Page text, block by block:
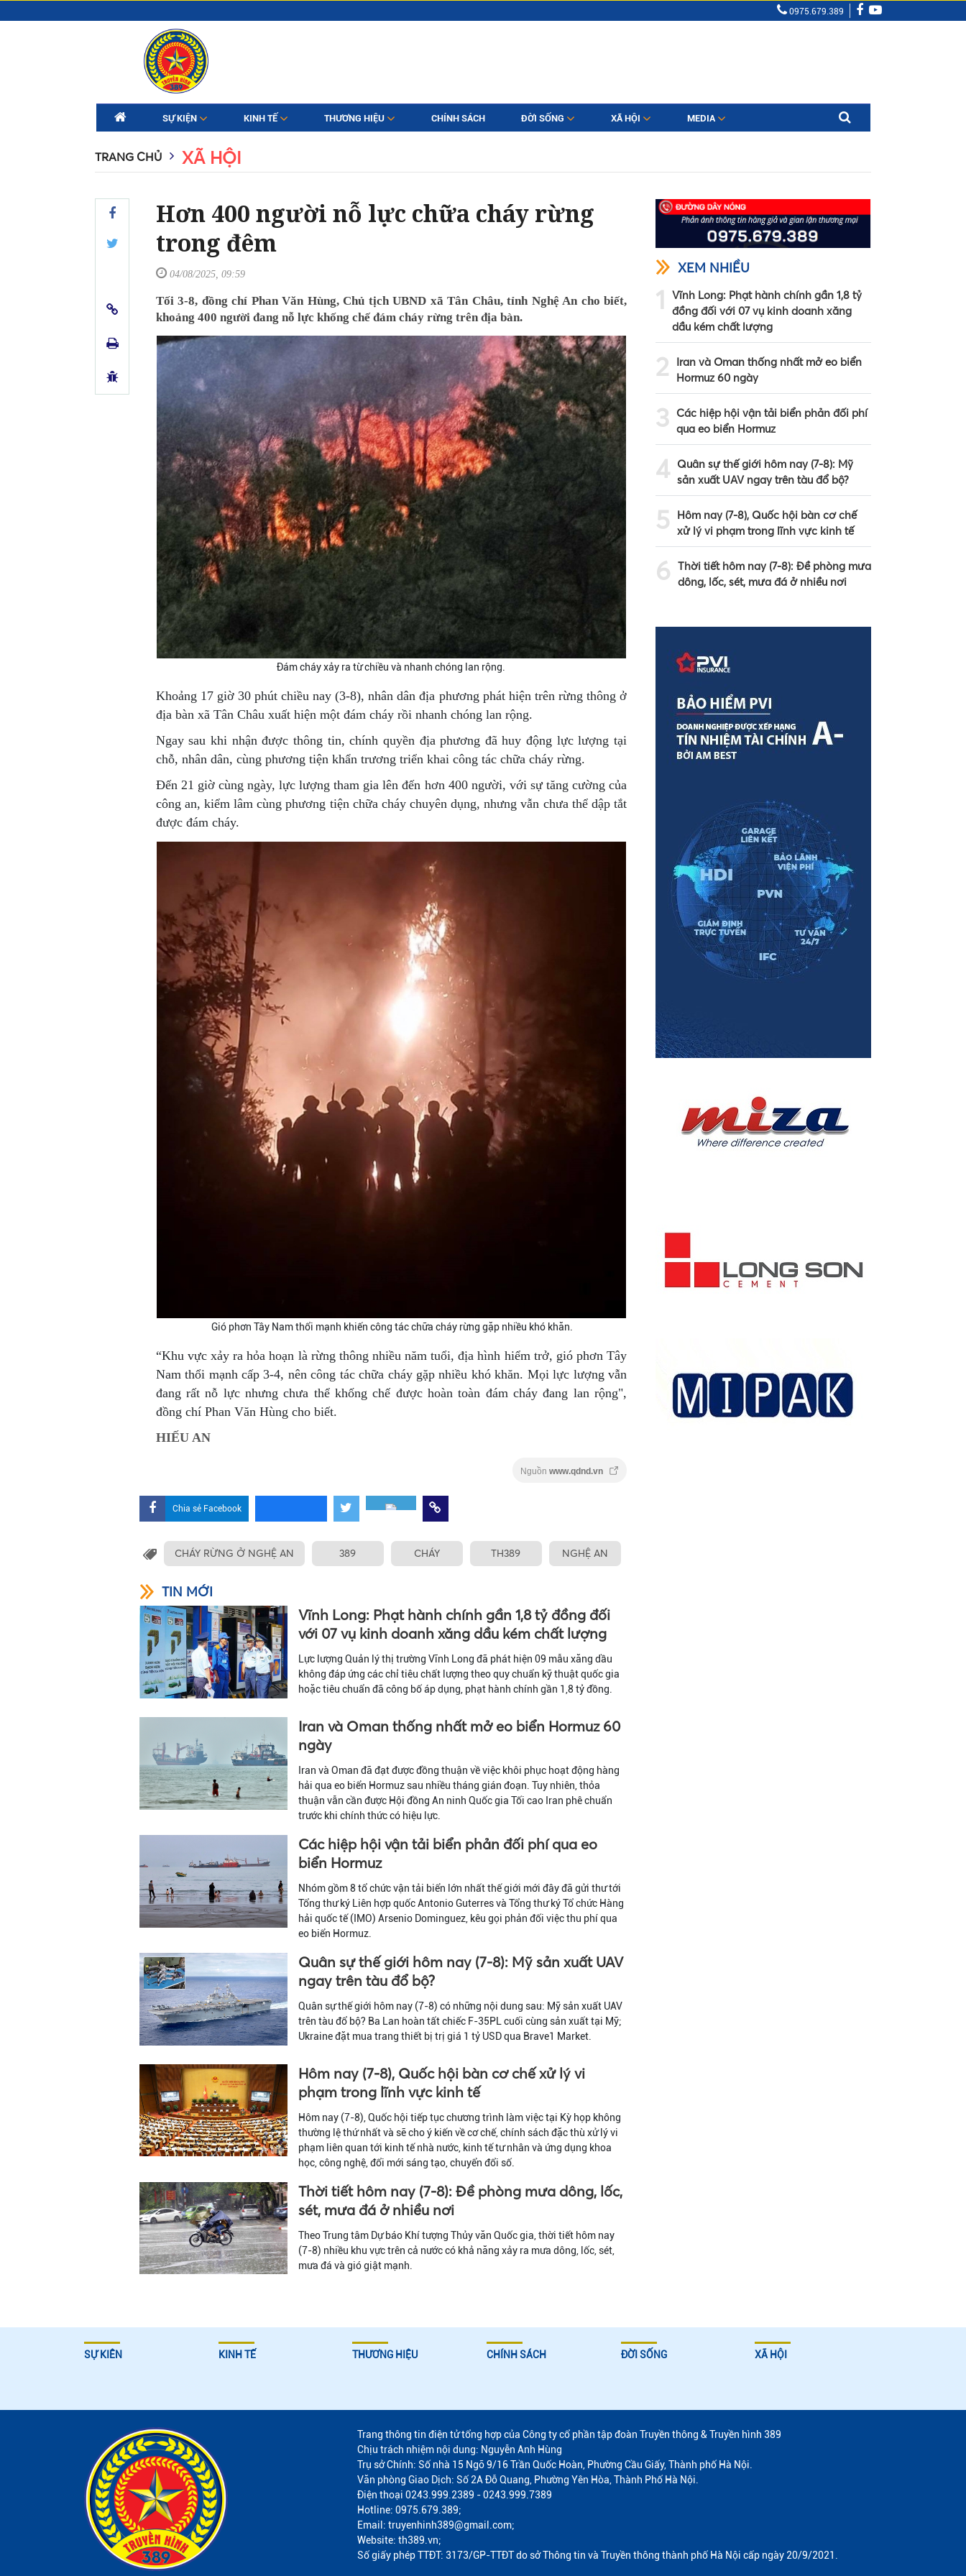
0975.679.389
SỰ KIỆN KINH TẾ THƯƠNG HIỆU CHÍNH SÁCH ĐỜI SỐNG XÃ HỘI MEDIA
TRANG CHỦ XÃ HỘI
Hơn 400 người nỗ lực chữa cháy rừng
trong đêm
04/08/2025, 09:59
Tối 3-8, đồng chí Phan Văn Hùng, Chủ tịch UBND xã Tân Châu, tỉnh Nghệ An cho biết,
khoảng 400 người đang nỗ lực khống chế đám cháy rừng trên địa bàn.
Đám cháy xảy ra từ chiều và nhanh chóng lan rộng.
Khoảng 17 giờ 30 phút chiều nay (3-8), nhân dân địa phương phát hiện trên rừng thông ở
địa bàn xã Tân Châu xuất hiện một đám cháy rồi nhanh chóng lan rộng.
Ngay sau khi nhận được thông tin, chính quyền địa phương đã huy động lực lượng tại
chỗ, nhân dân, cùng phương tiện khẩn trương triển khai công tác chữa cháy rừng.
Đến 21 giờ cùng ngày, lực lượng tham gia lên đến hơn 400 người, với sự tăng cường của
công an, kiểm lâm cùng phương tiện chữa cháy chuyên dụng, nhưng vẫn chưa thể dập tắt
được đám cháy.
Gió phơn Tây Nam thổi mạnh khiến công tác chữa cháy rừng gặp nhiều khó khăn.
“Khu vực xảy ra hỏa hoạn là rừng thông nhiều năm tuổi, địa hình hiểm trở, gió phơn Tây
Nam thổi mạnh cấp 3-4, nên công tác chữa cháy gặp nhiều khó khăn. Mọi lực lượng vẫn
đang rất nỗ lực nhưng chưa thể khống chế được hoàn toàn đám cháy đang lan rộng",
đồng chí Phan Văn Hùng cho biết.
HIẾU AN
Nguồn www.qdnd.vn
Chia sẻ Facebook
CHÁY RỪNG Ở NGHỆ AN 389 CHÁY TH389 NGHỆ AN
TIN MỚI
Vĩnh Long: Phạt hành chính gần 1,8 tỷ đồng đối
với 07 vụ kinh doanh xăng dầu kém chất lượng
Lực lượng Quản lý thị trường Vĩnh Long đã phát hiện 09 mẫu xăng dầu
không đáp ứng các chỉ tiêu chất lượng theo quy chuẩn kỹ thuật quốc gia
hoặc tiêu chuẩn đã công bố áp dụng, phạt hành chính gần 1,8 tỷ đồng.
Iran và Oman thống nhất mở eo biển Hormuz 60
ngày
Iran và Oman đã đạt được đồng thuận về việc khôi phục hoạt động hàng
hải qua eo biển Hormuz sau nhiều tháng gián đoạn. Tuy nhiên, thỏa
thuận vẫn cần được Hội đồng An ninh Quốc gia Tối cao Iran phê chuẩn
trước khi chính thức có hiệu lực.
Các hiệp hội vận tải biển phản đối phí qua eo
biển Hormuz
Nhóm gồm 8 tổ chức vận tải biển lớn nhất thế giới mới đây đã gửi thư tới
Tổng thư ký Liên hợp quốc Antonio Guterres và Tổng thư ký Tổ chức Hàng
hải quốc tế (IMO) Arsenio Dominguez, kêu gọi phản đối việc thu phí qua
eo biển Hormuz.
Quân sự thế giới hôm nay (7-8): Mỹ sản xuất UAV
ngay trên tàu đổ bộ?
Quân sự thế giới hôm nay (7-8) có những nội dung sau: Mỹ sản xuất UAV
trên tàu đổ bộ? Ba Lan hoàn tất chiếc F-35PL cuối cùng sản xuất tại Mỹ;
Ukraine đặt mua trang thiết bị trị giá 1 tỷ USD qua Brave1 Market.
Hôm nay (7-8), Quốc hội bàn cơ chế xử lý vi
phạm trong lĩnh vực kinh tế
Hôm nay (7-8), Quốc hội tiếp tục chương trình làm việc tại Kỳ họp không
thường lệ thứ nhất và sẽ cho ý kiến về cơ chế, chính sách đặc thù xử lý vi
phạm liên quan tới kinh tế nhà nước, kinh tế tư nhân và ứng dụng khoa
học, công nghệ, đổi mới sáng tạo, chuyển đổi số.
Thời tiết hôm nay (7-8): Đề phòng mưa dông, lốc,
sét, mưa đá ở nhiều nơi
Theo Trung tâm Dự báo Khí tượng Thủy văn Quốc gia, thời tiết hôm nay
(7-8) nhiều khu vực trên cả nước có khả năng xảy ra mưa dông, lốc, sét,
mưa đá và gió giật mạnh.
XEM NHIỀU
1
Vĩnh Long: Phạt hành chính gần 1,8 tỷ
đồng đối với 07 vụ kinh doanh xăng
dầu kém chất lượng
2
Iran và Oman thống nhất mở eo biển
Hormuz 60 ngày
3 Các hiệp hội vận tải biển phản đối phí
qua eo biển Hormuz
4 Quân sự thế giới hôm nay (7-8): Mỹ
sản xuất UAV ngay trên tàu đổ bộ?
5
Hôm nay (7-8), Quốc hội bàn cơ chế
xử lý vi phạm trong lĩnh vực kinh tế
6 Thời tiết hôm nay (7-8): Đề phòng mưa
dông, lốc, sét, mưa đá ở nhiều nơi
SỰ KIÊN KINH TẾ THƯƠNG HIỆU CHÍNH SÁCH ĐỜI SỐNG XÃ HỘI
Trang thông tin điện tử tổng hợp của Công ty cổ phần tập đoàn Truyền thông & Truyền hình 389
Chịu trách nhiệm nội dung: Nguyễn Anh Hùng
Trụ sở Chính: Số nhà 15 Ngõ 9/16 Trần Quốc Hoàn, Phường Cầu Giấy, Thành phố Hà Nội.
Văn phòng Giao Dịch: Số 2A Đỗ Quang, Phường Yên Hòa, Thành Phố Hà Nội.
Điện thoại 0243.999.2389 - 0243.999.7389
Hotline: 0975.679.389;
Email: truyenhinh389@gmail.com;
Website: th389.vn;
Số giấy phép TTĐT: 3173/GP-TTĐT do sở Thông tin và Truyền thông thành phố Hà Nội cấp ngày 20/9/2021.